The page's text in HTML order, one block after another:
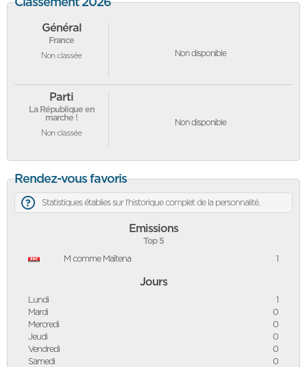
Classement 2026
Général
France
Non classée Non disponible
Parti
La République en
marche !
Non classée
Non disponible
Rendez-vous favoris
Statistiques établies sur l'historique complet de la personnalité.
Emissions
Top 5
M comme Maïtena
1
Jours
Lundi
1
Mardi
0
Mercredi
0
Jeudi
0
Vendredi
0
Samedi
0